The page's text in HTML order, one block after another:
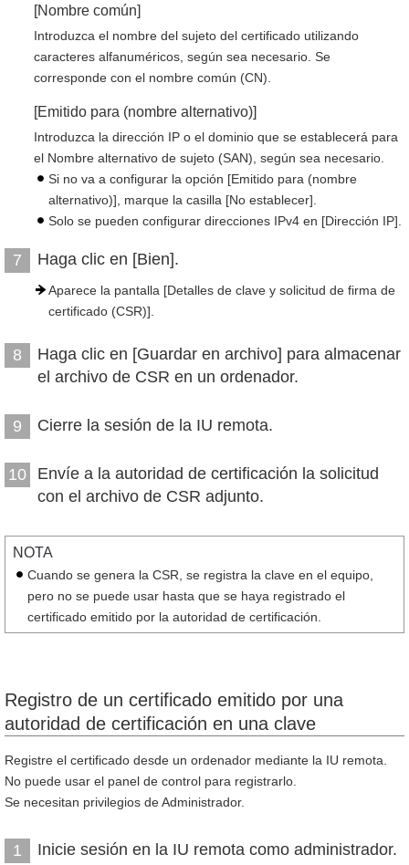
[Nombre común]
Introduzca el nombre del sujeto del certificado utilizando
caracteres alfanuméricos, según sea necesario. Se
corresponde con el nombre común (CN).
[Emitido para (nombre alternativo)]
Introduzca la dirección IP o el dominio que se establecerá para
el Nombre alternativo de sujeto (SAN), según sea necesario.
Si no va a configurar la opción [Emitido para (nombre
alternativo)], marque la casilla [No establecer].
Solo se pueden configurar direcciones IPv4 en [Dirección IP].
7 Haga clic en [Bien].
Aparece la pantalla [Detalles de clave y solicitud de firma de
certificado (CSR)].
8
Haga clic en [Guardar en archivo] para almacenar
el archivo de CSR en un ordenador.
9 Cierre la sesión de la IU remota.
10
Envíe a la autoridad de certificación la solicitud
con el archivo de CSR adjunto.
NOTA
Cuando se genera la CSR, se registra la clave en el equipo,
pero no se puede usar hasta que se haya registrado el
certificado emitido por la autoridad de certificación.
Registro de un certificado emitido por una
autoridad de certificación en una clave
Registre el certificado desde un ordenador mediante la IU remota.
No puede usar el panel de control para registrarlo.
Se necesitan privilegios de Administrador.
1 Inicie sesión en la IU remota como administrador.